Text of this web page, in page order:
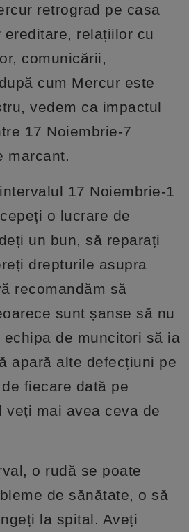
retrograd pe casa
relațiilor cu
comunicării,
cum Mercur este
vedem ca impactul
17 Noiembrie-7
marcant.
17 Noiembrie-1
o lucrare de
un bun, să reparați
drepturile asupra
recomandăm să
sunt șanse să nu
de muncitori să ia
apară alte defecțiuni pe
fiecare dată pe
veți mai avea ceva de
o rudă se poate
de sănătate, o să
la spital. Aveți